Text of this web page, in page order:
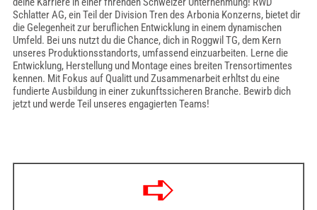
Schlatter AG, ein Teil der Division Tren des Arbonia Konzerns, bietet dir
die Gelegenheit zur beruflichen Entwicklung in einem dynamischen
Umfeld. Bei uns nutzt du die Chance, dich in Roggwil TG, dem Kern
unseres Produktionsstandorts, umfassend einzuarbeiten. Lerne die
Entwicklung, Herstellung und Montage eines breiten Trensortimentes
kennen. Mit Fokus auf Qualitt und Zusammenarbeit erhltst du eine
fundierte Ausbildung in einer zukunftssicheren Branche. Bewirb dich
jetzt und werde Teil unseres engagierten Teams!